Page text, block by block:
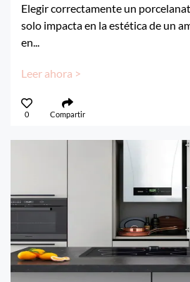
Elegir correctamente un
solo impacta en la estética de un
en...
Leer ahora >
0 Compartir